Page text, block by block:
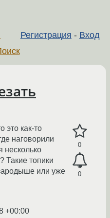
Регистрация - Вход
0
0
это как-то
наговорили
несколько
Такие топики
или уже
+00:00